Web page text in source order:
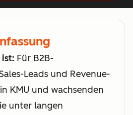
ist: Für B2B-
Leads und Revenue-
KMU und wachsenden
unter langen